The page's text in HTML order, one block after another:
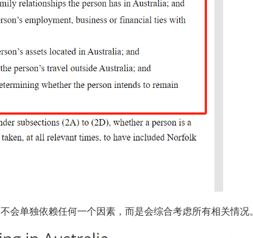
单独依赖任何一个因素，而是会综合考虑所有相关情况。